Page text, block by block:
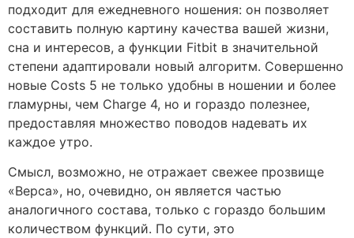
подходит для ежедневного ношения: он позволяет
составить полную картину качества вашей жизни,
сна и интересов, а функции Fitbit в значительной
степени адаптировали новый алгоритм. Совершенно
новые Costs 5 не только удобны в ношении и более
гламурны, чем Charge 4, но и гораздо полезнее,
предоставляя множество поводов надевать их
каждое утро.
Смысл, возможно, не отражает свежее прозвище
«Верса», но, очевидно, он является частью
аналогичного состава, только с гораздо большим
количеством функций. По сути, это